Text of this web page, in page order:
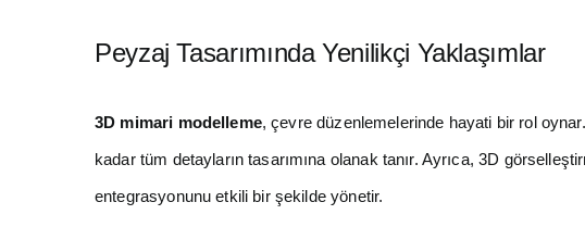
Peyzaj Tasarımında Yenilikçi Yaklaşımlar
3D mimari modelleme, çevre düzenlemelerinde hayati bir rol
kadar tüm detayların tasarımına olanak tanır. Ayrıca, 3D
entegrasyonunu etkili bir şekilde yönetir.